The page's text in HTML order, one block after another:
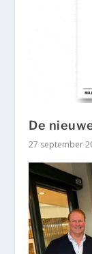
De
27 september